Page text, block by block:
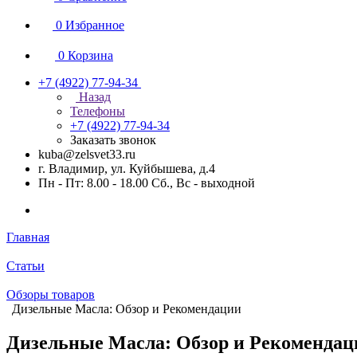
0 Избранное
0 Корзина
+7 (4922) 77-94-34
Назад
Телефоны
+7 (4922) 77-94-34
Заказать звонок
kuba@zelsvet33.ru
г. Владимир, ул. Куйбышева, д.4
Пн - Пт: 8.00 - 18.00 Сб., Вс - выходной
Главная
Статьи
Обзоры товаров
Дизельные Масла: Обзор и Рекомендации
Дизельные Масла: Обзор и